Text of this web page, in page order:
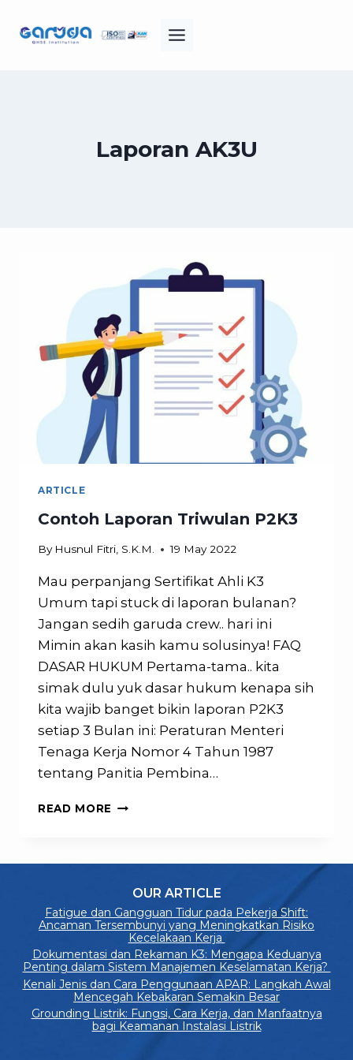
Laporan AK3U
ARTICLE
Contoh Laporan Triwulan P2K3
By Husnul Fitri, S.K.M. 19 May 2022
Mau perpanjang Sertifikat Ahli K3
Umum tapi stuck di laporan bulanan?
Jangan sedih garuda crew.. hari ini
Mimin akan kasih kamu solusinya! FAQ
DASAR HUKUM Pertama-tama.. kita
simak dulu yuk dasar hukum kenapa sih
kita wajib banget bikin laporan P2K3
setiap 3 Bulan ini: Peraturan Menteri
Tenaga Kerja Nomor 4 Tahun 1987
tentang Panitia Pembina…
READ MORE CONTOH
OUR ARTICLE
Fatigue dan Gangguan Tidur pada Pekerja Shift:
Ancaman Tersembunyi yang Meningkatkan Risiko
Kecelakaan Kerja
Dokumentasi dan Rekaman K3: Mengapa Keduanya
Penting dalam Sistem Manajemen Keselamatan Kerja?
Kenali Jenis dan Cara Penggunaan APAR: Langkah Awal
Mencegah Kebakaran Semakin Besar
Grounding Listrik: Fungsi, Cara Kerja, dan Manfaatnya
bagi Keamanan Instalasi Listrik